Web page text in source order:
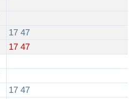
17 47
17 47
17 47